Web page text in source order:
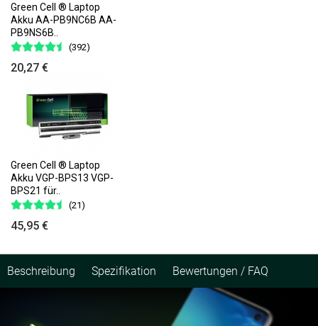
Green Cell ® Laptop
Akku AA-PB9NC6B AA-
PB9NS6B..
(392)
20,27 €
Green Cell ® Laptop
Akku VGP-BPS13 VGP-
BPS21 für..
(21)
45,95 €
Beschreibung Spezifikation Bewertungen / FAQ